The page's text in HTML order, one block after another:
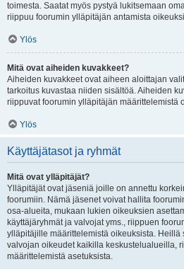
toimesta. Saatat myös pystyä lukitsemaan
riippuu foorumin ylläpitäjän antamista
Ylös
Mitä ovat aiheiden kuvakkeet?
Aiheiden kuvakkeet ovat aiheen aloittajan
tarkoitus kuvastaa niiden sisältöä. Aiheiden
riippuvat foorumin ylläpitäjän määrittelemistä
Ylös
Käyttäjätasot ja ryhmät
Mitä ovat ylläpitäjät?
Ylläpitäjät ovat jäseniä joille on annettu
foorumiin. Nämä jäsenet voivat hallita
osa-alueita, mukaan lukien oikeuksien
käyttäjäryhmät ja valvojat yms., riippuen
ylläpitäjille määrittelemistä oikeuksista. Heillä
valvojan oikeudet kaikilla keskustelualueilla,
määrittelemistä asetuksista.